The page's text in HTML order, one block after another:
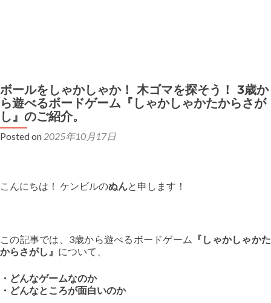
弊社ボードゲームの二次利用・イベント使用ガイドライン
ボールをしゃかしゃか！ 木ゴマを探そう！ 3歳か
ら遊べるボードゲーム『しゃかしゃかたからさが
し』のご紹介。
Posted on 2025年10月17日
こんにちは！ ケンビルのぬんと申します！
この記事では、3歳から遊べるボードゲーム 『しゃかしゃかた
からさがし』 について、
・どんなゲームなのか
・どんなところが面白いのか